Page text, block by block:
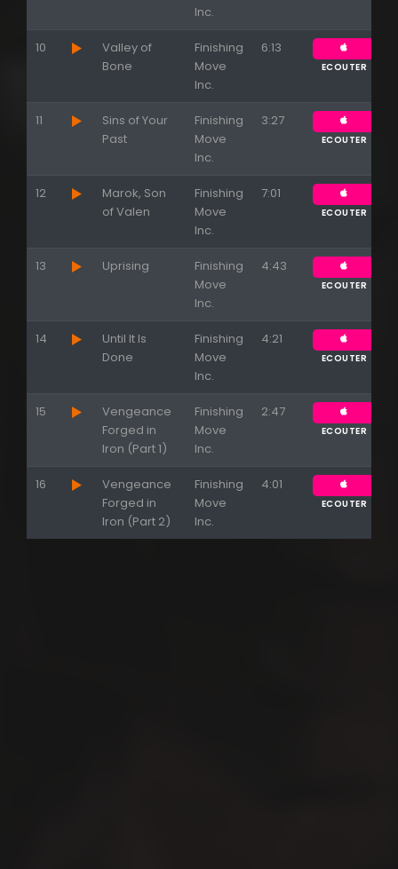
Inc.
10
Valley of
Bone
Finishing
Move
Inc.
6:13
ECOUTER
11
Sins of Your
Past
Finishing
Move
Inc.
3:27
ECOUTER
12
Marok, Son
of Valen
Finishing
Move
Inc.
7:01
ECOUTER
13 Uprising
Finishing
Move
Inc.
4:43
ECOUTER
14
Until It Is
Done
Finishing
Move
Inc.
4:21
ECOUTER
15
Vengeance
Forged in
Iron (Part 1)
Finishing
Move
Inc.
2:47
ECOUTER
16
Vengeance
Forged in
Iron (Part 2)
Finishing
Move
Inc.
4:01
ECOUTER